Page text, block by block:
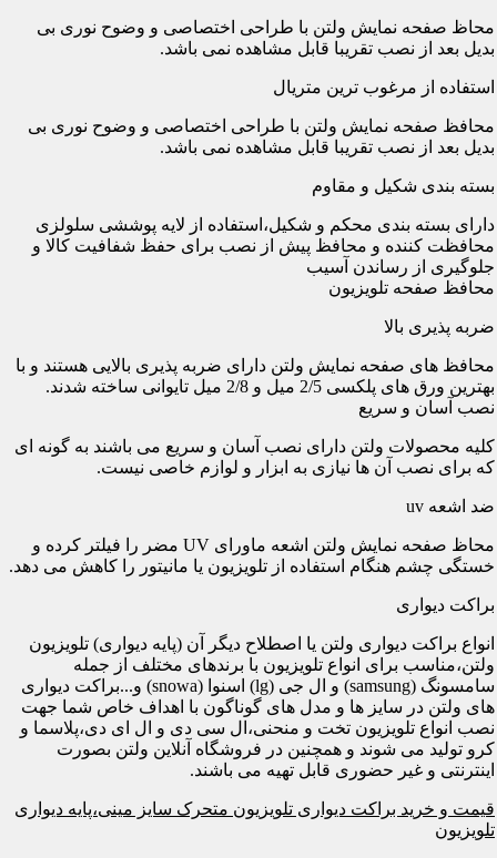
محاظ صفحه نمایش ولتن با طراحی اختصاصی و وضوح نوری بی
بدیل بعد از نصب تقریبا قابل مشاهده نمی باشد.
استفاده از مرغوب ترین متریال
محافظ صفحه نمایش ولتن با طراحی اختصاصی و وضوح نوری بی
بدیل بعد از نصب تقریبا قابل مشاهده نمی باشد.
بسته بندی شکیل و مقاوم
دارای بسته بندی محکم و شکیل،استفاده از لایه پوششی سلولزی
محافظت کننده و محافظ پیش از نصب برای حفظ شفافیت کالا و
جلوگیری از رساندن آسیب
محافظ صفحه تلویزیون
ضربه پذیری بالا
محافظ های صفحه نمایش ولتن دارای ضربه پذیری بالایی هستند و با
بهترین ورق های پلکسی 2/5 میل و 2/8 میل تایوانی ساخته شدند.
نصب آسان و سریع
کلیه محصولات ولتن دارای نصب آسان و سریع می باشند به گونه ای
که برای نصب آن ها نیازی به ابزار و لوازم خاصی نیست.
ضد اشعه uv
محاظ صفحه نمایش ولتن اشعه ماورای UV مضر را فیلتر کرده و
خستگی چشم هنگام استفاده از تلویزیون یا مانیتور را کاهش می دهد.
براکت دیواری
انواع براکت دیواری ولتن یا اصطلاح دیگر آن (پایه دیواری) تلویزیون
ولتن،مناسب برای انواع تلویزیون با برندهای مختلف از جمله
سامسونگ (samsung) و ال جی (lg) اسنوا (snowa) و...براکت دیواری
های ولتن در سایز ها و مدل های گوناگون با اهداف خاص شما جهت
نصب انواع تلویزیون تخت و منحنی،ال سی دی و ال ای دی،پلاسما و
کرو تولید می شوند و همچنین در فروشگاه آنلاین ولتن بصورت
اینترنتی و غیر حضوری قابل تهیه می باشند.
قیمت و خرید براکت دیواری تلویزیون متحرک سایز مینی،پایه دیواری
تلویزیون